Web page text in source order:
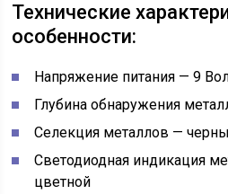
Технические
особенности:
Напряжение питания — 9
Глубина обнаружения
Селекция металлов —
Светодиодная индикация
цветной